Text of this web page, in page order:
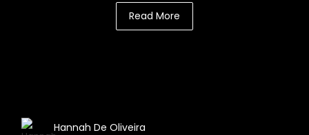
Read More
Hannah De Oliveira